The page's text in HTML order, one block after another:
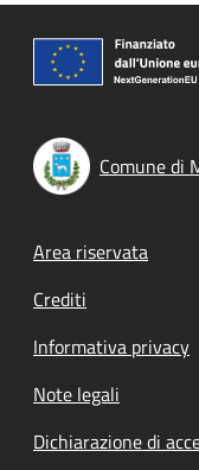
Comune di
Footer
Area riservata
Crediti
Informativa privacy
Note legali
Dichiarazione di